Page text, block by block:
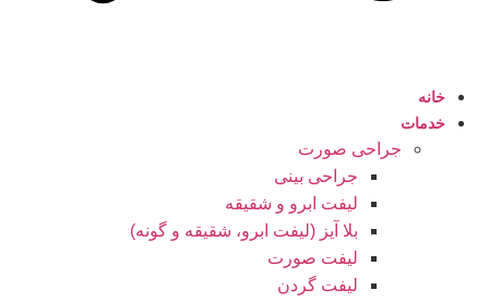
خانه
خدمات
جراحی صورت
جراحی بینی
لیفت ابرو و شقیقه
بلا آیز (لیفت ابرو، شقیقه و گونه)
لیفت صورت
لیفت گردن